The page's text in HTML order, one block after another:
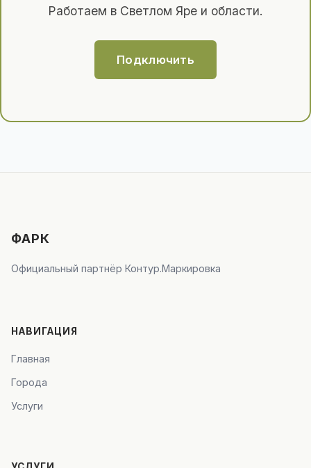
Работаем в Светлом Яре и области.
Подключить
ФАРК
Официальный партнёр Контур.Маркировка
НАВИГАЦИЯ
Главная
Города
Услуги